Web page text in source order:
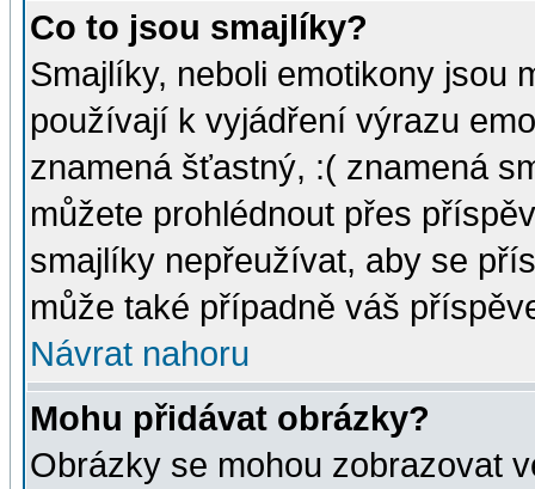
Co to jsou smajlíky?
Smajlíky, neboli emotikony jsou
používají k vyjádření výrazu
znamená šťastný, :( znamená
můžete prohlédnout přes
smajlíky nepřeužívat, aby se
může také případně váš
Návrat nahoru
Mohu přidávat obrázky?
Obrázky se mohou zobrazovat